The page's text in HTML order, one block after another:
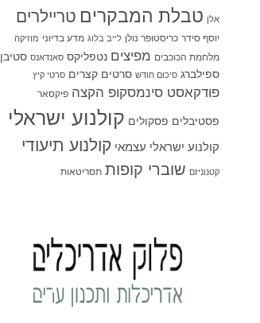
אלן טבלת המבקרים טריילרים
יוסף סידר כריסטופר נולן לייב בלוג מדע בדיוני מוזיקה
מלחמת הכוכבים מפיצים נטפליקס סאנדאנס סטיבן
ספילברג סיכום חודש סרטים קצרים סרטי קיץ
פודקאסט סינמסקופ הקצה פיקסאר
פסטיבלים פסקולים קולנוע ישראלי
קולנוע ישראלי עצמאי קולנוע תיעודי
קטנוניזם שוברי קופות תסריטאות